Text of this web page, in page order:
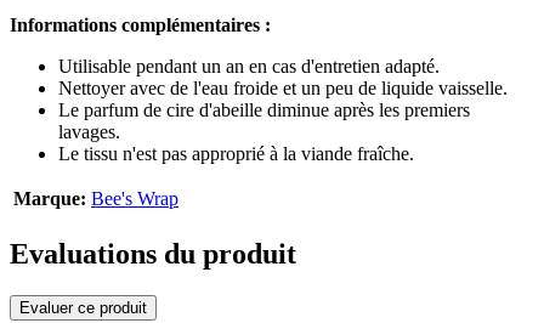
Informations complémentaires :
Utilisable pendant un an en cas d'entretien adapté.
Nettoyer avec de l'eau froide et un peu de liquide vaisselle.
Le parfum de cire d'abeille diminue après les premiers
lavages.
Le tissu n'est pas approprié à la viande fraîche.
Marque: Bee's Wrap
Evaluations du produit
Evaluer ce produit